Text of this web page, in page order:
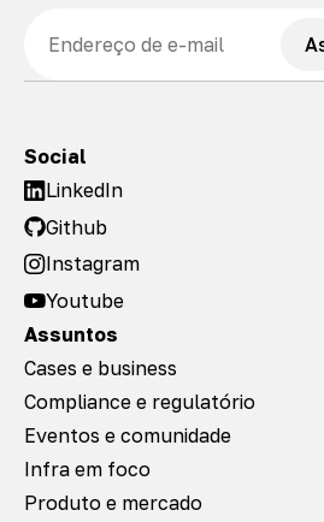
E-mail
Social
LinkedIn
Github
Instagram
Youtube
Assuntos
Cases e business
Compliance e regulatório
Eventos e comunidade
Infra em foco
Produto e mercado